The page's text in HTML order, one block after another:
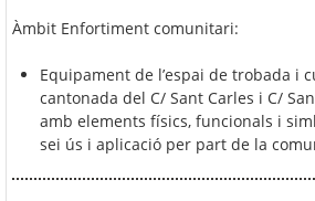
Àmbit Enfortiment comunitari:
Equipament de l’espai de trobada i
cantonada del C/ Sant Carles i C/
amb elements físics, funcionals i
sei ús i aplicació per part de la